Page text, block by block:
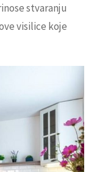
stvaranju
visilice koje